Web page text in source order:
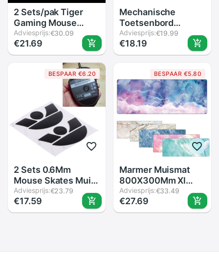
2 Sets/pak Tiger
Gaming Mouse
Skates Voeten Voor
Zowie ZA12 ZA11 Fk
Am ZA13 S1 S2
Witte Muis glijdt
Curve Rand
Adviesprijs:€30.09
€21.69
Mechanische
Toetsenbord
Polssteun Pad Muis
Polssteun Pad
Ergonomische
Comfort Mouse Pad
Voor Kantoor
Computer Laptop
Adviesprijs:€19.99
€18.19
BESPAAR €6.20
2 Sets 0.6Mm
Mouse Skates Muis
Stickers Pad Voor
Razer Naga Muis
Adviesprijs:€23.79
€17.59
BESPAAR €5.80
Marmer Muismat
800X300Mm Xl
Bureau Laptop
Computer
Toetsenbord Game
Adviesprijs:€33.49
€27.69